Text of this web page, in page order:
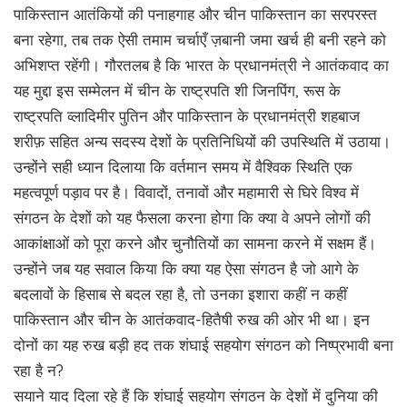
पाकिस्तान आतंकियों की पनाहगाह और चीन पाकिस्तान का सरपरस्त
बना रहेगा, तब तक ऐसी तमाम चर्चाएँ ज़बानी जमा खर्च ही बनी रहने को
अभिशप्त रहेंगी। गौरतलब है कि भारत के प्रधानमंत्री ने आतंकवाद का
यह मुद्दा इस सम्मेलन में चीन के राष्ट्रपति शी जिनपिंग, रूस के
राष्ट्रपति व्लादिमीर पुतिन और पाकिस्तान के प्रधानमंत्री शहबाज
शरीफ़ सहित अन्य सदस्य देशों के प्रतिनिधियों की उपस्थिति में उठाया।
उन्होंने सही ध्यान दिलाया कि वर्तमान समय में वैश्विक स्थिति एक
महत्वपूर्ण पड़ाव पर है। विवादों, तनावों और महामारी से घिरे विश्व में
संगठन के देशों को यह फैसला करना होगा कि क्या वे अपने लोगों की
आकांक्षाओं को पूरा करने और चुनौतियों का सामना करने में सक्षम हैं।
उन्होंने जब यह सवाल किया कि क्या यह ऐसा संगठन है जो आगे के
बदलावों के हिसाब से बदल रहा है, तो उनका इशारा कहीं न कहीं
पाकिस्तान और चीन के आतंकवाद-हितैषी रुख की ओर भी था। इन
दोनों का यह रुख बड़ी हद तक शंघाई सहयोग संगठन को निष्प्रभावी बना
रहा है न?
सयाने याद दिला रहे हैं कि शंघाई सहयोग संगठन के देशों में दुनिया की